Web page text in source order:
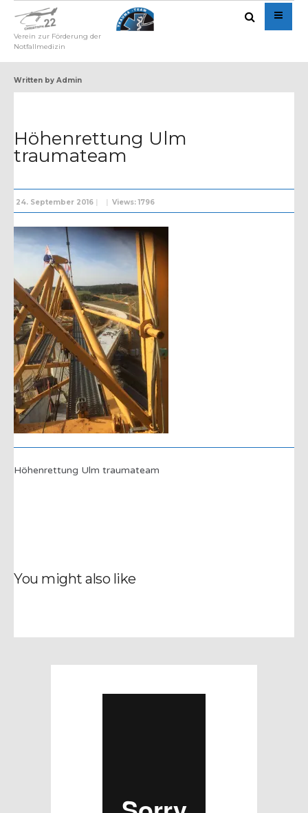
Verein zur Förderung der
Notfallmedizin
Written by Admin
Höhenrettung Ulm
traumateam
24. September 2016 | | Views: 1796
Höhenrettung Ulm traumateam
You might also like